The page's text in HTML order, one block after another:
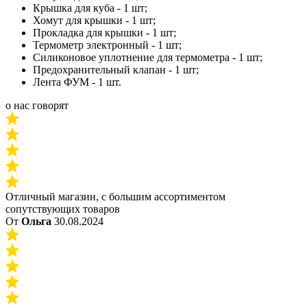
Крышка для куба - 1 шт;
Хомут для крышки - 1 шт;
Прокладка для крышки - 1 шт;
Термометр электронный - 1 шт;
Силиконовое уплотнение для термометра - 1 шт;
Предохранительный клапан - 1 шт;
Лента ФУМ - 1 шт.
о нас говорят
Отличный магазин, с большим ассортиментом
сопутствующих товаров
От Ольга 30.08.2024